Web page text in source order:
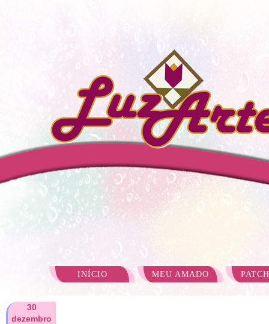
INÍCIO MEU AMADO
30
dezembro